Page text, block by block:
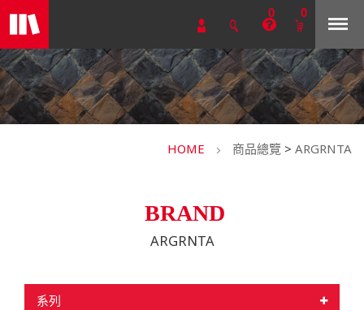
0 0
BRAND
ARGRNTA
HOME 商品總覽 > ARGRNTA
系列